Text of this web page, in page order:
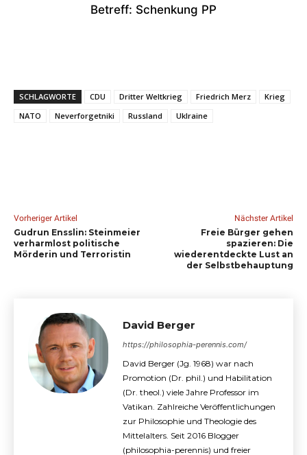
Betreff: Schenkung PP
SCHLAGWORTE CDU Dritter Weltkrieg Friedrich Merz
Krieg
NATO
Neverforgetniki Russland Uklraine
Vorheriger Artikel
Gudrun Ensslin: Steinmeier
verharmlost politische
Mörderin und Terroristin
Nächster Artikel
Freie Bürger gehen
spazieren: Die
wiederentdeckte Lust an
der Selbstbehauptung
David Berger
https://philosophia-perennis.com/
David Berger (Jg. 1968) war nach
Promotion (Dr. phil.) und Habilitation
(Dr. theol.) viele Jahre Professor im
Vatikan. Zahlreiche Veröffentlichungen
zur Philosophie und Theologie des
Mittelalters. Seit 2016 Blogger
(philosophia-perennis) und freier